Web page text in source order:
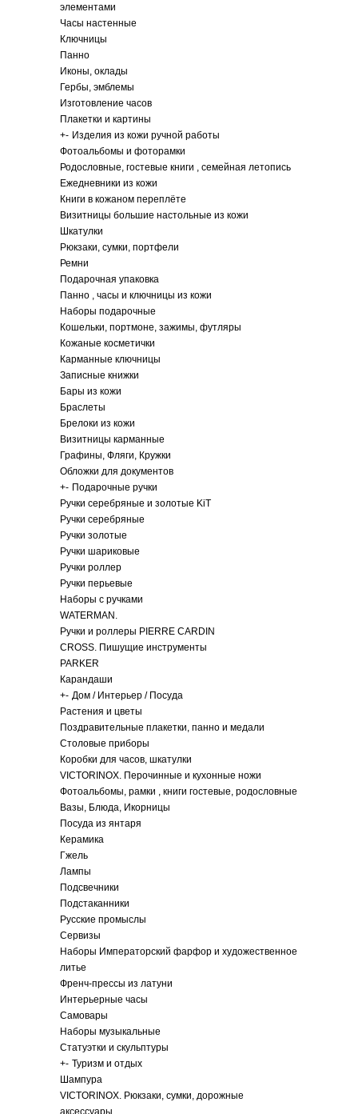
элементами
Часы настенные
Ключницы
Панно
Иконы, оклады
Гербы, эмблемы
Изготовление часов
Плакетки и картины
+- Изделия из кожи ручной работы
Фотоальбомы и фоторамки
Родословные, гостевые книги , семейная летопись
Ежедневники из кожи
Книги в кожаном переплёте
Визитницы большие настольные из кожи
Шкатулки
Рюкзаки, сумки, портфели
Ремни
Подарочная упаковка
Панно , часы и ключницы из кожи
Наборы подарочные
Кошельки, портмоне, зажимы, футляры
Кожаные косметички
Карманные ключницы
Записные книжки
Бары из кожи
Браслеты
Брелоки из кожи
Визитницы карманные
Графины, Фляги, Кружки
Обложки для документов
+- Подарочные ручки
Ручки серебряные и золотые KiT
Ручки серебряные
Ручки золотые
Ручки шариковые
Ручки роллер
Ручки перьевые
Наборы с ручками
WATERMAN.
Ручки и роллеры PIERRE CARDIN
CROSS. Пишущие инструменты
PARKER
Карандаши
+- Дом / Интерьер / Посуда
Растения и цветы
Поздравительные плакетки, панно и медали
Столовые приборы
Коробки для часов, шкатулки
VICTORINOX. Перочинные и кухонные ножи
Фотоальбомы, рамки , книги гостевые, родословные
Вазы, Блюда, Икорницы
Посуда из янтаря
Керамика
Гжель
Лампы
Подсвечники
Подстаканники
Русские промыслы
Сервизы
Наборы Императорский фарфор и художественное
литье
Френч-прессы из латуни
Интерьерные часы
Самовары
Наборы музыкальные
Статуэтки и скульптуры
+- Туризм и отдых
Шампура
VICTORINOX. Рюкзаки, сумки, дорожные
аксессуары